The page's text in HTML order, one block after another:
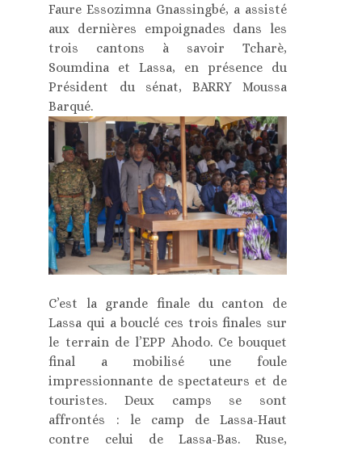
Faure Essozimna Gnassingbé, a assisté
aux dernières empoignades dans les
trois cantons à savoir Tcharè,
Soumdina et Lassa, en présence du
Président du sénat, BARRY Moussa
Barqué.
C’est la grande finale du canton de
Lassa qui a bouclé ces trois finales sur
le terrain de l’EPP Ahodo. Ce bouquet
final a mobilisé une foule
impressionnante de spectateurs et de
touristes. Deux camps se sont
affrontés : le camp de Lassa-Haut
contre celui de Lassa-Bas. Ruse,